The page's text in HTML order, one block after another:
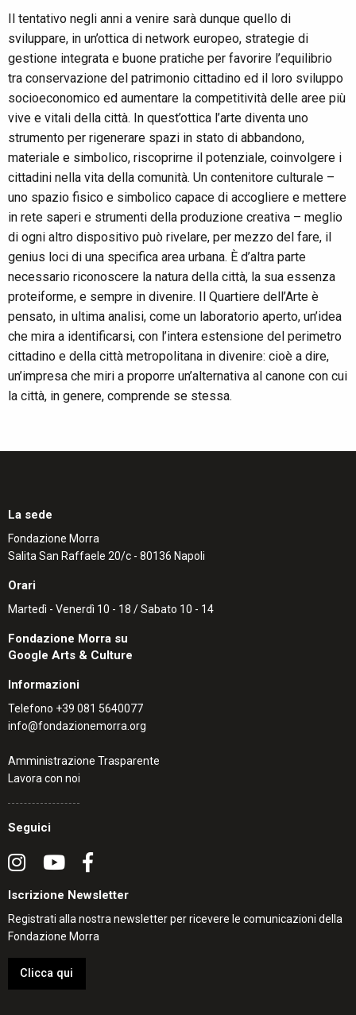
Il tentativo negli anni a venire sarà dunque quello di
sviluppare, in un’ottica di network europeo, strategie di
gestione integrata e buone pratiche per favorire l’equilibrio
tra conservazione del patrimonio cittadino ed il loro sviluppo
socioeconomico ed aumentare la competitività delle aree più
vive e vitali della città. In quest’ottica l’arte diventa uno
strumento per rigenerare spazi in stato di abbandono,
materiale e simbolico, riscoprirne il potenziale, coinvolgere i
cittadini nella vita della comunità. Un contenitore culturale –
uno spazio fisico e simbolico capace di accogliere e mettere
in rete saperi e strumenti della produzione creativa – meglio
di ogni altro dispositivo può rivelare, per mezzo del fare, il
genius loci di una specifica area urbana. È d’altra parte
necessario riconoscere la natura della città, la sua essenza
proteiforme, e sempre in divenire. Il Quartiere dell’Arte è
pensato, in ultima analisi, come un laboratorio aperto, un’idea
che mira a identificarsi, con l’intera estensione del perimetro
cittadino e della città metropolitana in divenire: cioè a dire,
un’impresa che miri a proporre un’alternativa al canone con cui
la città, in genere, comprende se stessa.
La sede
Fondazione Morra
Salita San Raffaele 20/c - 80136 Napoli
Orari
Martedì - Venerdì 10 - 18 / Sabato 10 - 14
Fondazione Morra su
Google Arts & Culture
Informazioni
Telefono +39 081 5640077
info@fondazionemorra.org
Amministrazione Trasparente
Lavora con noi
Seguici
Iscrizione Newsletter
Registrati alla nostra newsletter per ricevere le comunicazioni della
Fondazione Morra
Clicca qui